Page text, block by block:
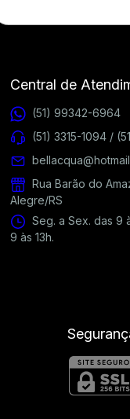
Central de
(51) 99342-6964
(51) 3315-1094 /
Rua Barão do
Alegre/RS
Seg. a Sex. das 9
9 às 13h.